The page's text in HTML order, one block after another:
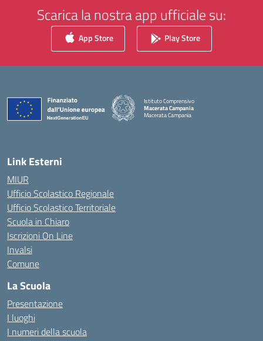
Scarica la nostra app ufficiale su:
App Store Play Store
Istituto Comprensivo
Macerata Campania
Macerata Campania
— Visita la pagina iniziale della scuola
Link Esterni
MIUR
Ufficio Scolastico Regionale
Ufficio Scolastico Territoriale
Scuola in Chiaro
Iscrizioni On Line
Invalsi
Comune
La Scuola
Presentazione
I luoghi
I numeri della scuola